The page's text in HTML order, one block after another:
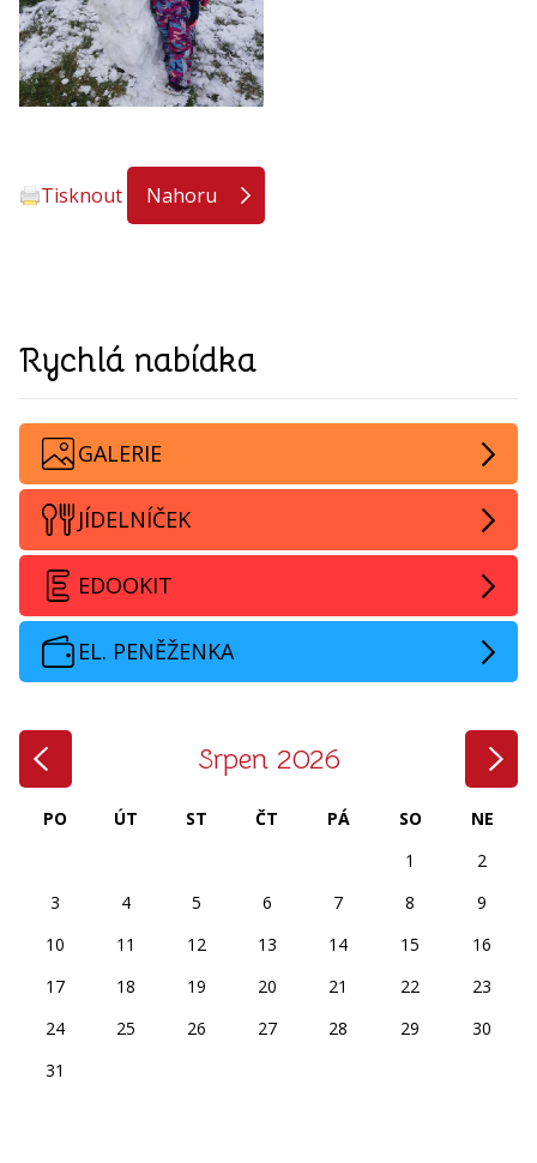
Tisknout Nahoru
Rychlá nabídka
GALERIE
JÍDELNÍČEK
EDOOKIT
EL. PENĚŽENKA
Srpen 2026
PO ÚT ST ČT PÁ SO
NE
1
2
3
4 5 6 7 8
9
10
11 12 13 14 15
16
17
18 19 20 21 22
23
24
25 26 27 28 29
30
31